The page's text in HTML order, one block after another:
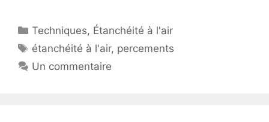
Catégories
Techniques, Étanchéité à l'air
Étiquettes
étanchéité à l'air, percements
Un commentaire